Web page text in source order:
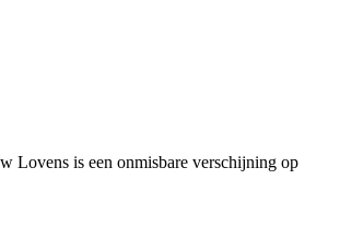
Lovens is een onmisbare verschijning op